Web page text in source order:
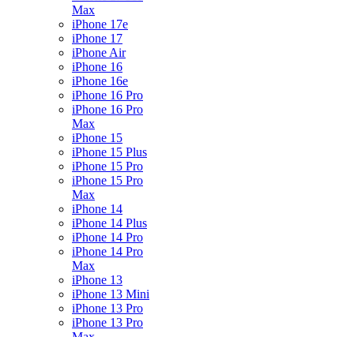
Max
iPhone 17e
iPhone 17
iPhone Air
iPhone 16
iPhone 16e
iPhone 16 Pro
iPhone 16 Pro
Max
iPhone 15
iPhone 15 Plus
iPhone 15 Pro
iPhone 15 Pro
Max
iPhone 14
iPhone 14 Plus
iPhone 14 Pro
iPhone 14 Pro
Max
iPhone 13
iPhone 13 Mini
iPhone 13 Pro
iPhone 13 Pro